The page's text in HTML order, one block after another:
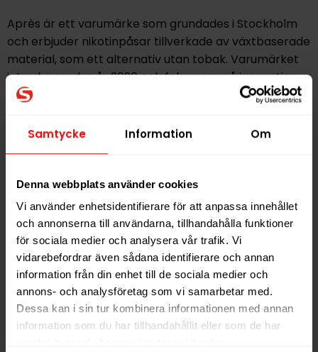
Samtycke Information Om
Denna webbplats använder cookies
Vi använder enhetsidentifierare för att anpassa innehållet
och annonserna till användarna, tillhandahålla funktioner
för sociala medier och analysera vår trafik. Vi
vidarebefordrar även sådana identifierare och annan
information från din enhet till de sociala medier och
annons- och analysföretag som vi samarbetar med.
Dessa kan i sin tur kombinera informationen med annan
information som du har tillhandahållit eller som de har
Après är ett varumärke som grundades i Stockholm
och erbjuder nikotinpåsar tillverkade av växtbaserade
material, som ett alternativ utan tobak. Varumärket
introducerades år 2020 och fokuserar på innovation
och produktkvalitet.
Hitta alla produkter frånAprès
PRODUKTINFORMATION
Typ
Vitt Snus
Smak
Citrus
Slim
Styrka
Normal
Nikotin per gram
8,0 mg/g